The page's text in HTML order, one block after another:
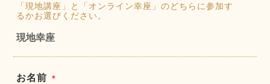
「現地講座」と「オンライン幸座」のどちらに参加す
るかお選びください。
現地幸座
お名前 ＊